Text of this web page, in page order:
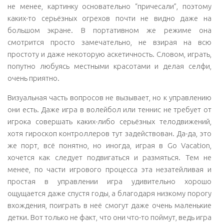
не менее, картинку основательно “причесали”, поэтому
каких-то серьёзных огрехов почти не видно даже на
большом экране. В портативном же режиме она
смотрится просто замечательно, не взирая на всю
простоту и даже некоторую аскетичность. Словом, играть,
попутно любуясь местными красотами и делая селфи,
очень приятно.
Визуальная часть вопросов не вызывает, но к управлению
они есть. Даже игра в волейбол или теннис не требует от
игрока совершать каких-либо серьёзных телодвижений,
хотя гироскоп контроллеров тут задействован. Да-да, это
же порт, всё понятно, но иногда, играя в Go Vacation,
хочется как следует подвигаться и размяться. Тем не
менее, по части игрового процесса эта незатейливая и
простая в управлении игра удивительно хорошо
ощущается даже спустя годы, а благодаря низкому порогу
вхождения, поиграть в неё смогут даже очень маленькие
детки. Вот только не факт, что они что-то поймут, ведь игра